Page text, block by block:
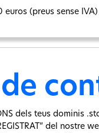
(preus sense IVA)
dels teus dominis
del nostre